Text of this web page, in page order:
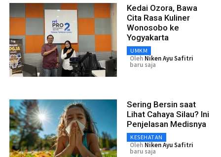
Kedai Ozora, Bawa
Cita Rasa Kuliner
Wonosobo ke
Yogyakarta
UMKM
Oleh Niken Ayu Safitri
baru saja
Sering Bersin saat
Lihat Cahaya Silau? Ini
Penjelasan Medisnya
KESEHATAN
Oleh Niken Ayu Safitri
baru saja